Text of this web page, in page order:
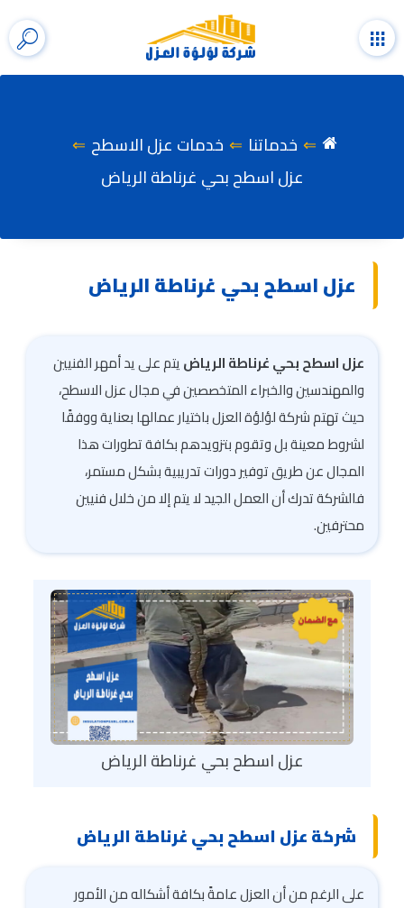
التجاوز
إلى
المحتوى
القائمة
خدماتنا
خدمات عزل الاسطح
عزل اسطح بحي غرناطة الرياض
عزل اسطح بحي غرناطة الرياض
عزل اسطح بحي غرناطة الرياضيتم على يد أمهر الفنيين
والمهندسين والخبراء المتخصصين في مجال عزل الاسطح،
حيث تهتم شركة لؤلؤة العزل باختيار عمالها بعناية ووفقًا
لشروط معينة بل وتقوم بتزويدهم بكافة تطورات هذا
المجال عن طريق توفير دورات تدريبية بشكل مستمر،
فالشركة تدرك أن العمل الجيد لا يتم إلا من خلال فنيين
محترفين.
عزل اسطح بحي غرناطة الرياض
شركة عزل اسطح بحي غرناطة الرياض
على الرغم من أن العزل عامةً بكافة أشكاله من الأمور